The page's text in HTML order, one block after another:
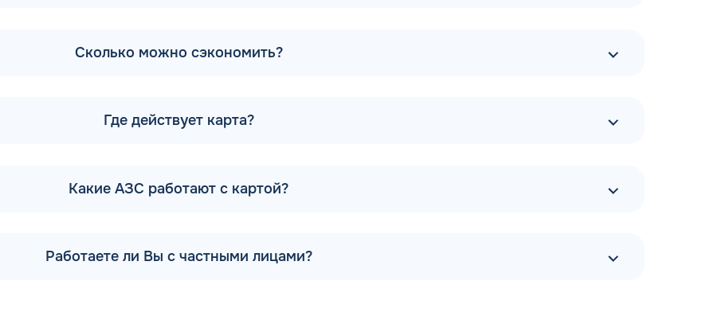
станций смотрите на Карте АЗС КАРДЕКС. Предварительное изучение размещения интересующих
маршрут так, чтобы посетить их в нужное время.
для автомобилей и шиномонтаж.
Сколько можно сэкономить?
Где действует карта?
Какие АЗС работают с картой?
Работаете ли Вы с частными лицами?